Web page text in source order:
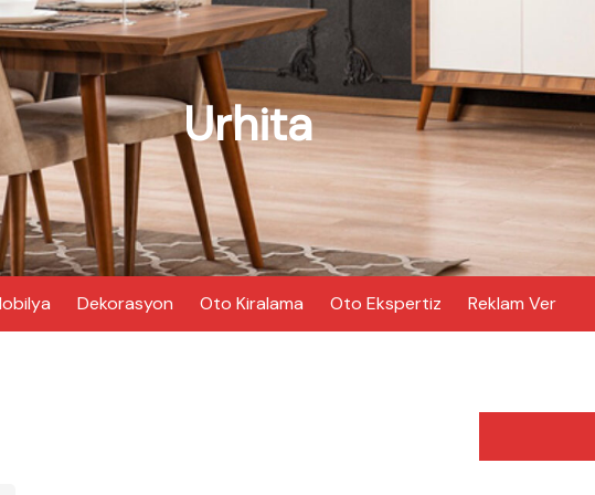
Urhita
Dekorasyon Oto Kiralama Oto Ekspertiz Reklam Ver